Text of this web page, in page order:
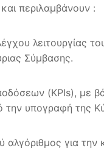
περιλαμβάνουν :
λειτουργίας
Σύμβασης.
(KPIs), με
την υπογραφή της
για